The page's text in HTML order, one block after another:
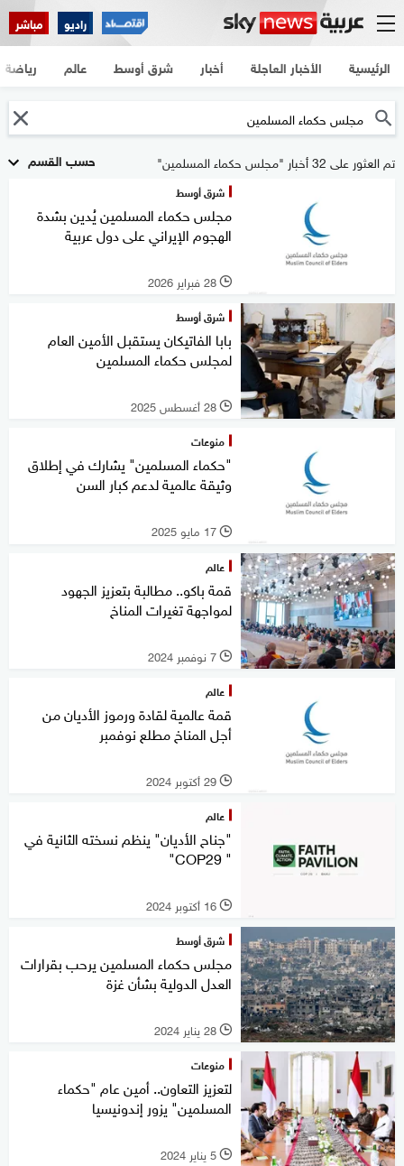
راديو مباشر
الرئيسية الأخبار العاجلة أخبار شرق أوسط عالم رياضة
حسب القسم تم العثور على 32 أخبار "مجلس حكماء المسلمين"
شرق أوسط
مجلس حكماء المسلمين يُدين بشدة
الهجوم الإيراني على دول عربية
l 28 فبراير 2026
شرق أوسط
بابا الفاتيكان يستقبل الأمين العام
لمجلس حكماء المسلمين
l 28 أغسطس 2025
منوعات
"حكماء المسلمين" يشارك في إطلاق
وثيقة عالمية لدعم كبار السن
l 17 مايو 2025
عالم
قمة باكو.. مطالبة بتعزيز الجهود
لمواجهة تغيرات المناخ
l 7 نوفمبر 2024
عالم
قمة عالمية لقادة ورموز الأديان من
أجل المناخ مطلع نوفمبر
l 29 أكتوبر 2024
عالم
"جناح الأديان" ينظم نسخته الثانية في
" COP29"
l 16 أكتوبر 2024
شرق أوسط
مجلس حكماء المسلمين يرحب بقرارات
العدل الدولية بشأن غزة
l 28 يناير 2024
منوعات
لتعزيز التعاون.. أمين عام "حكماء
المسلمين" يزور إندونيسيا
l 5 يناير 2024